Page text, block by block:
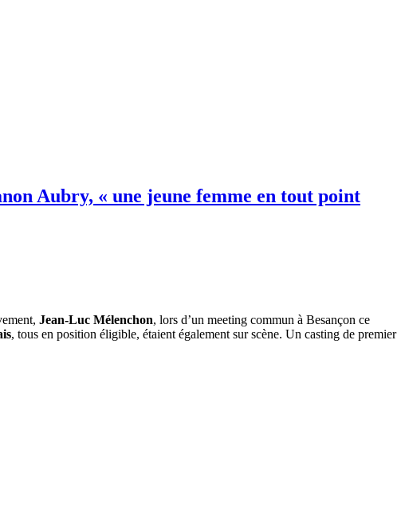
Aubry, « une jeune femme en tout point
Jean-Luc Mélenchon, lors d’un meeting commun à Besançon ce
, tous en position éligible, étaient également sur scène. Un casting de premier